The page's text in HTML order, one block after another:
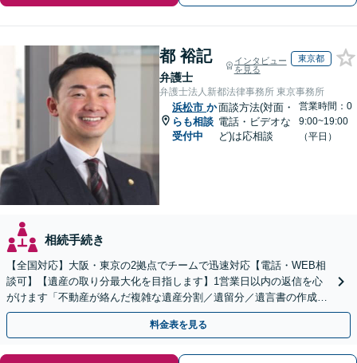
都 裕記
弁護士
インタビュー
を見る
東京都
弁護士法人新都法律事務所 東京事務所
浜松市 か
らも相談
受付中
面談方法(対面・
電話・ビデオな
ど)は応相談
営業時間：0
9:00~19:00
（平日）
相続手続き
【全国対応】大阪・東京の2拠点でチームで迅速対応【電話・WEB相
談可】【遺産の取り分最大化を目指します】1営業日以内の返信を心
がけます「不動産が絡んだ複雑な遺産分割／遺留分／遺言書の作成・
執行／事業承継など、お任せください」【休日相談あり】
料金表を見る